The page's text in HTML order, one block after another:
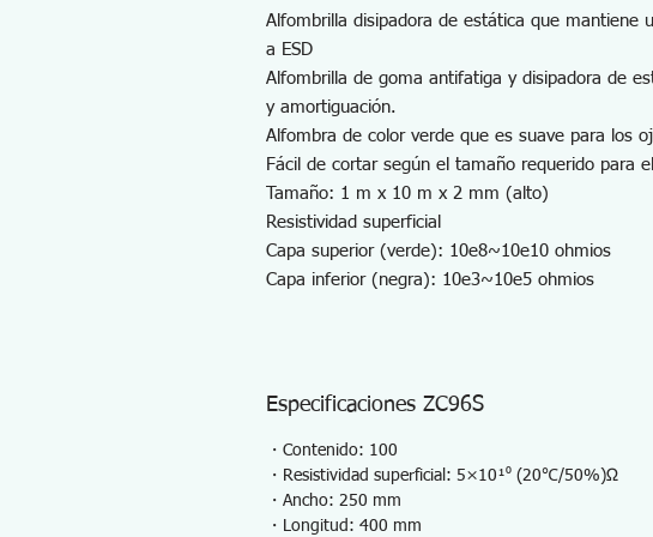
Alfombrilla disipadora de estática que mantiene
a ESD
Alfombrilla de goma antifatiga y disipadora de
y amortiguación.
Alfombra de color verde que es suave para los
Fácil de cortar según el tamaño requerido para
Tamaño: 1 m x 10 m x 2 mm (alto)
Resistividad superficial
Capa superior (verde): 10e8~10e10 ohmios
Capa inferior (negra): 10e3~10e5 ohmios
Especificaciones ZC96S
・Contenido: 100
・Resistividad superficial: 5×10¹⁰ (20℃/50%)Ω
・Ancho: 250 mm
・Longitud: 400 mm